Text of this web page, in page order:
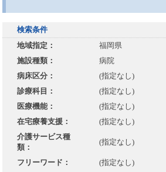
検索条件
地域指定：
福岡県
施設種類：
病院
病床区分：
(指定なし)
診療科目：
(指定なし)
医療機能：
(指定なし)
在宅療養支援：
(指定なし)
介護サービス種
類：
(指定なし)
フリーワード： (指定なし)